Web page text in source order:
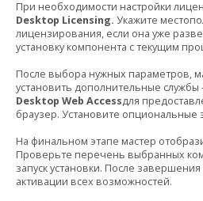
При необходимости настройки
Desktop Licensing. Укажите
лицензирования, если она уже
установку компонента с текущим
После выбора нужных параметров,
установить дополнительные службы
Desktop Web Accessдля
браузер. Установите опциональные
На финальном этапе мастер
Проверьте перечень выбранных
запуск установки. После
активации всех возможностей.